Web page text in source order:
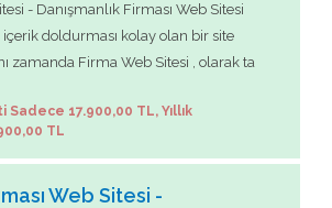
- Danışmanlık Firması Web Sitesi
içerik doldurması kolay olan bir site
zamanda Firma Web Sitesi , olarak ta
Sadece 17.900,00 TL, Yıllık
TL
Web Sitesi -